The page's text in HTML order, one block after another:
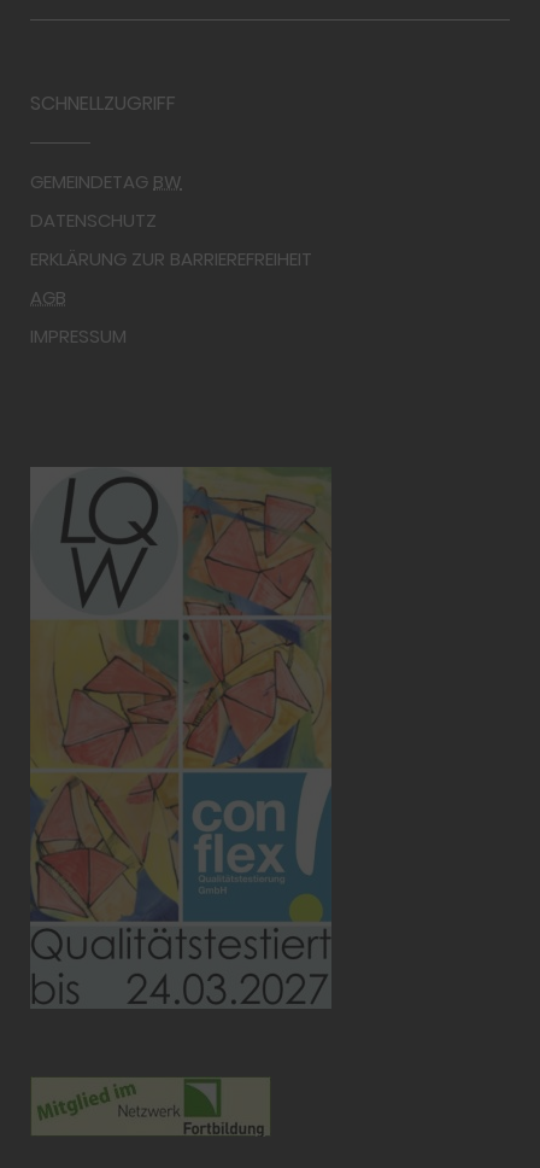
SCHNELLZUGRIFF
GEMEINDETAGBW
DATENSCHUTZ
ERKLÄRUNG ZUR BARRIEREFREIHEIT
AGB
IMPRESSUM